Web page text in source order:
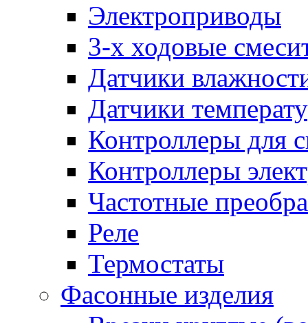
Электроприводы
3-х ходовые
Датчики
Датчики
Контроллеры для
Контроллеры
Частотные
Реле
Термостаты
Фасонные изделия